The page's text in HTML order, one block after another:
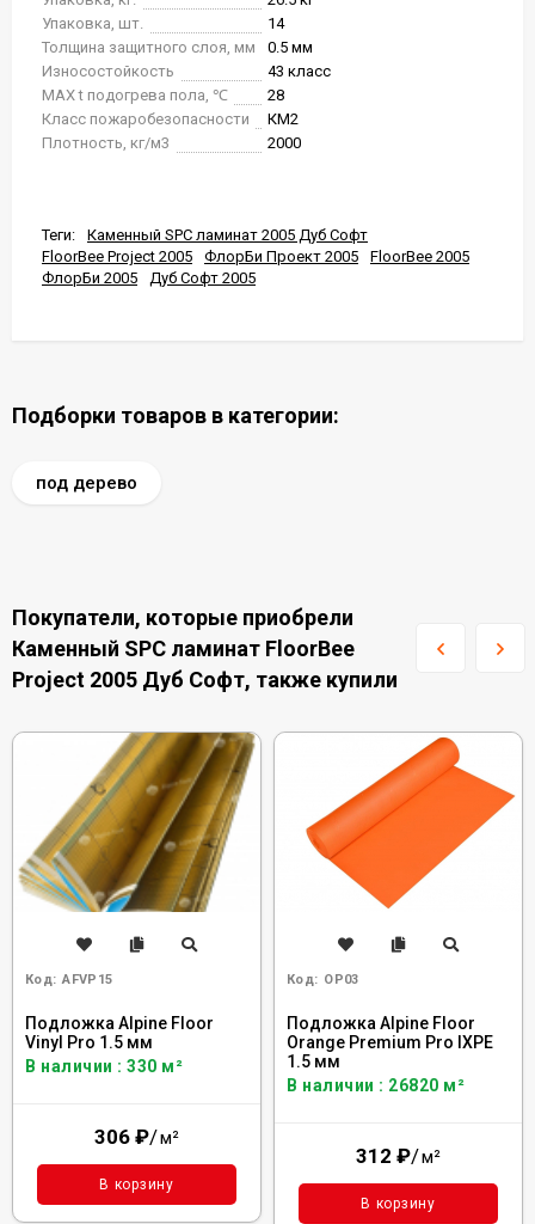
Упаковка, шт.
14
Толщина защитного слоя, мм
0.5 мм
Износостойкость
43 класс
MAX t подогрева пола, ℃
28
Класс пожаробезопасности
КМ2
Плотность, кг/м3
2000
Теги:
Каменный SPC ламинат 2005 Дуб Софт
FloorBee Project 2005
ФлорБи Проект 2005
FloorBee 2005
ФлорБи 2005
Дуб Софт 2005
Подборки товаров в категории:
под дерево
Покупатели, которые приобрели
Каменный SPC ламинат FloorBee
Project 2005 Дуб Софт, также купили
Код: AFVP15
Подложка Alpine Floor
Vinyl Pro 1.5 мм
В наличии : 330 м²
306 ₽/м²
В корзину
Код: OP03
Подложка Alpine Floor
Orange Premium Pro IXPE
1.5 мм
В наличии : 26820 м²
312 ₽/м²
В корзину